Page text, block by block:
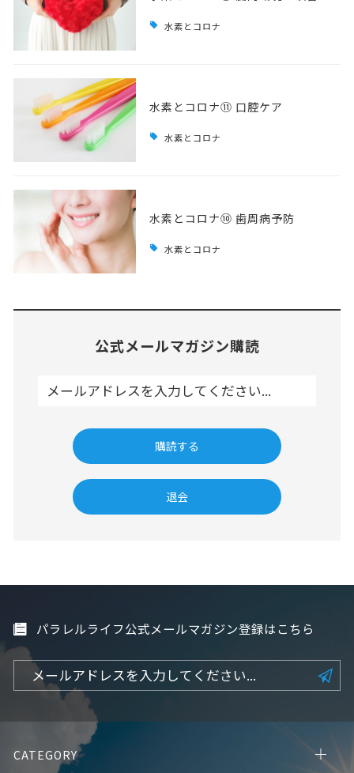
水素とコロナ
水素とコロナ⑪ 口腔ケア
水素とコロナ
水素とコロナ⑩ 歯周病予防
水素とコロナ
公式メールマガジン購読
パラレルライフ公式メールマガジン登録はこちら
CATEGORY